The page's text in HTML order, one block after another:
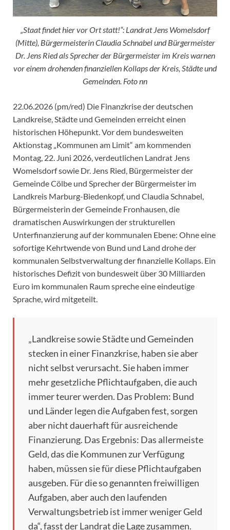
„Staat findet hier vor Ort statt!“: Landrat Jens Womelsdorf
(Mitte), Bürgermeisterin Claudia Schnabel und Bürgermeister
Dr. Jens Ried als Sprecher der Bürgermeister im Kreis warnen
vor einem drohenden finanziellen Kollaps der Kreis, Städte und
Gemeinden. Foto nn
22.06.2026 (pm/red) Die Finanzkrise der deutschen
Landkreise, Städte und Gemeinden erreicht einen
historischen Höhepunkt. Vor dem bundesweiten
Aktionstag „Kommunen am Limit“ am kommenden
Montag, 22. Juni 2026, verdeutlichen Landrat Jens
Womelsdorf sowie Dr. Jens Ried, Bürgermeister der
Gemeinde Cölbe und Sprecher der Bürgermeister im
Landkreis Marburg-Biedenkopf, und Claudia Schnabel,
Bürgermeisterin der Gemeinde Fronhausen, die
dramatischen Auswirkungen der strukturellen
Unterfinanzierung auf der kommunalen Ebene: Ohne eine
sofortige Kehrtwende von Bund und Land drohe der
kommunalen Selbstverwaltung der finanzielle Kollaps. Ein
historisches Defizit von bundesweit über 30 Milliarden
Euro im kommunalen Raum spreche eine eindeutige
Sprache, wird mitgeteilt.
„Landkreise sowie Städte und Gemeinden
stecken in einer Finanzkrise, haben sie aber
nicht selbst verursacht. Sie haben immer
mehr gesetzliche Pflichtaufgaben, die auch
immer teurer werden. Das Problem: Bund
und Länder legen die Aufgaben fest, sorgen
aber nicht dauerhaft für ausreichende
Finanzierung. Das Ergebnis: Das allermeiste
Geld, das die Kommunen zur Verfügung
haben, müssen sie für diese Pflichtaufgaben
ausgeben. Für die so genannten freiwilligen
Aufgaben, aber auch den laufenden
Verwaltungsbetrieb ist immer weniger Geld
da“, fasst der Landrat die Lage zusammen.